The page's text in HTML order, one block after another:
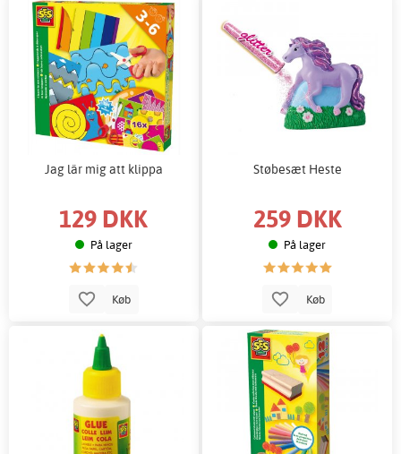
Jag lär mig att klippa
129 DKK
På lager
Køb
Støbesæt Heste
259 DKK
På lager
Køb